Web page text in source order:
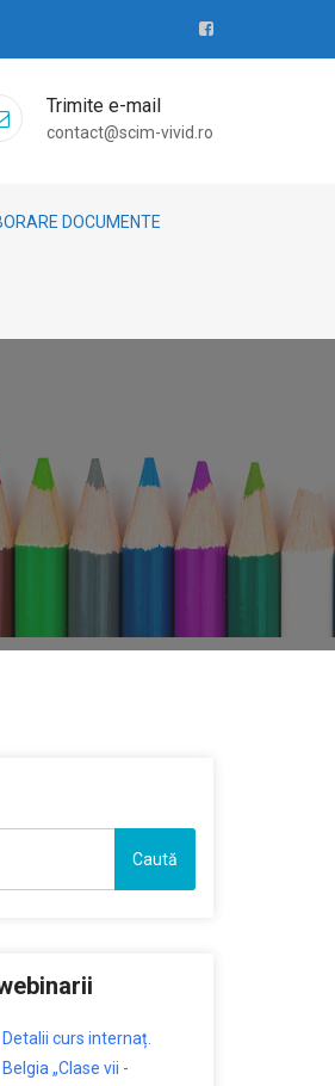
Trimite e-mail
contact@scim-vivid.ro
DOCUMENTE
Detalii curs internaț.
Belgia „Clase vii -